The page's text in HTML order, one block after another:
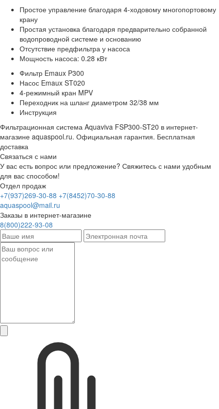
Простое управление благодаря 4-ходовому многопортовому
крану
Простая установка благодаря предварительно собранной
водопроводной системе и основанию
Отсутствие предфильтра у насоса
Мощность насоса: 0.28 кВт
Фильтр Emaux P300
Насос Emaux ST020
4-режимный кран MPV
Переходник на шланг диаметром 32/38 мм
Инструкция
Фильтрационная система Aquaviva FSP300-ST20 в интернет-
магазине aquaspool.ru. Официальная гарантия. Бесплатная
доставка
Связаться с нами
У вас есть вопрос или предложение? Свяжитесь с нами удобным
для вас способом!
Отдел продаж
+7(937)269-30-88 +7(8452)70-30-88
aquaspool@mail.ru
Заказы в интернет-магазине
8(800)222-93-08